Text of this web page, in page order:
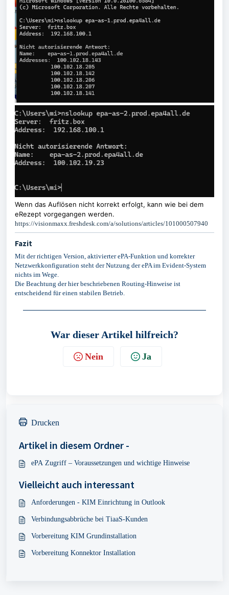
Wenn das Auflösen nicht korrekt erfolgt, kann wie bei dem
eRezept vorgegangen werden.
https://visionmaxx.freshdesk.com/a/solutions/articles/101000507940
Fazit
Mit der richtigen Version, aktivierter ePA-Funktion und korrekter
Netzwerkkonfiguration steht der Nutzung der ePA im Evident-System
nichts im Wege.
Die Beachtung der hier beschriebenen Routing-Hinweise ist
entscheidend für einen stabilen Betrieb.
War dieser Artikel hilfreich?
Nein Ja
Drucken
Artikel in diesem Ordner -
ePA Zugriff – Voraussetzungen und wichtige Hinweise
Vielleicht auch interessant
Anforderungen - KIM Einrichtung in Outlook
Verbindungsabbrüche bei TiaaS-Kunden
Vorbereitung KIM Grundinstallation
Vorbereitung Konnektor Installation